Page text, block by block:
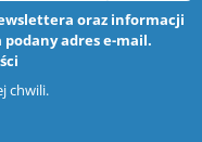
oraz informacji
adres e-mail.
chwili.